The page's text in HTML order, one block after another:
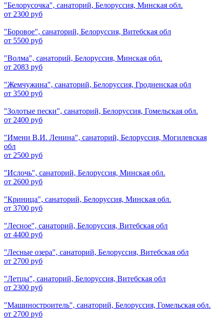
"Белорусочка", санаторий, Белоруссия, Минская обл.
от 2300 руб
"Боровое", санаторий, Белоруссия, Витебская обл
от 5500 руб
"Волма", санаторий, Белоруссия, Минская обл.
от 2083 руб
"Жемчужина", санаторий, Белоруссия, Гродненская обл
от 3500 руб
"Золотые пески", санаторий, Белоруссия, Гомельская обл.
от 2400 руб
"Имени В.И. Ленина", санаторий, Белоруссия, Могилевская
обл
от 2500 руб
"Ислочь", санаторий, Белоруссия, Минская обл.
от 2600 руб
"Криница", санаторий, Белоруссия, Минская обл.
от 3700 руб
"Лесное", санаторий, Белоруссия, Витебская обл
от 4400 руб
"Лесные озера", санаторий, Белоруссия, Витебская обл
от 2700 руб
"Летцы", санаторий, Белоруссия, Витебская обл
от 2300 руб
"Машиностроитель", санаторий, Белоруссия, Гомельская обл.
от 2700 руб